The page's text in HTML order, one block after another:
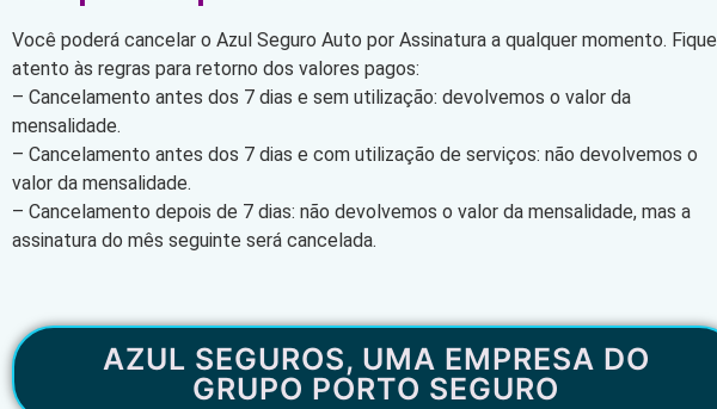
Você poderá cancelar o Azul Seguro Auto por Assinatura a qualquer momento. Fique
atento às regras para retorno dos valores pagos:
– Cancelamento antes dos 7 dias e sem utilização: devolvemos o valor da
mensalidade.
– Cancelamento antes dos 7 dias e com utilização de serviços: não devolvemos o
valor da mensalidade.
– Cancelamento depois de 7 dias: não devolvemos o valor da mensalidade, mas a
assinatura do mês seguinte será cancelada.
AZUL SEGUROS, UMA EMPRESA DO
GRUPO PORTO SEGURO